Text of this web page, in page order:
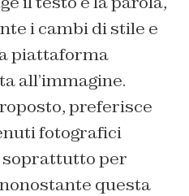
i cambi di stile e
piattaforma
all’immagine.
preferisce
fotografici
soprattutto per
questa